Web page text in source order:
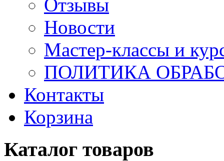
Отзывы
Новости
Мастер-классы и
ПОЛИТИКА
Контакты
Корзина
Каталог товаров